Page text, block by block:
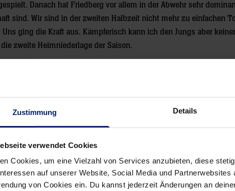
Zustimmung Details
verwendet Cookies
Cookies, um eine Vielzahl von Services anzubieten, diese
auf unserer Website, Social Media und
von Cookies ein. Du kannst jederzeit Änderungen an
Danach hat Friedberg vor allem in der Abwehr sehr
sind. Wir sind in der zweiten Halbzeit nicht mehr zu einfachen
ging die Kraft aus. Kämpferisch kann ich den Jungs aber
zweite Heimniederlage der Saison.
Jochim (1), Schmidt (6), Pauli, Dippe (3), Djozic (9/4),
News:
Kroatien